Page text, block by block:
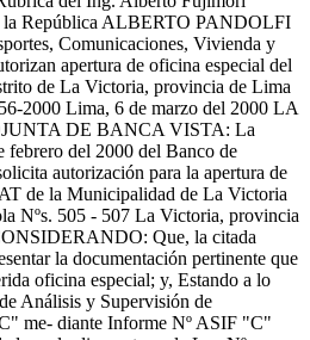
la República ALBERTO PANDOLFI
Comunicaciones, Vivienda y
apertura de oficina especial del
de La Victoria, provincia de Lima
2000 Lima, 6 de marzo del 2000 LA
DE BANCA VISTA: La
febrero del 2000 del Banco de
autorización para la apertura de
de la Municipalidad de La Victoria
Nºs. 505 - 507 La Victoria, provincia
Que, la citada
la documentación pertinente que
oficina especial; y, Estando a lo
Análisis y Supervisión de
me- diante Informe Nº ASIF "C"